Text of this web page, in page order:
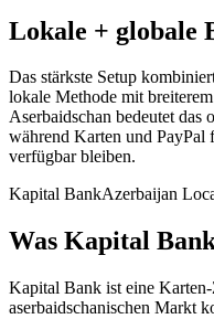
Lokale + globale
Das stärkste Setup
lokale Methode mit
Aserbaidschan bedeutet
während Karten und PayPal
verfügbar bleiben.
Kapital BankAzerbaijan
Was Kapital
Kapital Bank ist eine
aserbaidschanischen Markt